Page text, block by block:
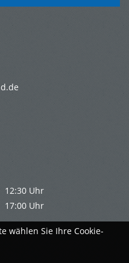
12:30 Uhr
17:00 Uhr
wählen Sie Ihre Cookie-